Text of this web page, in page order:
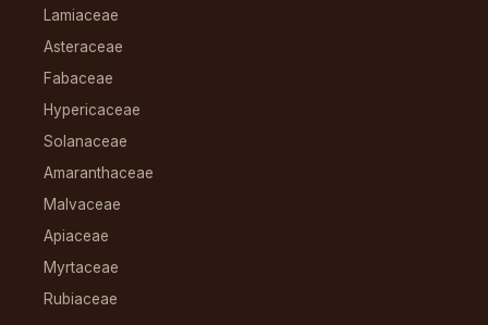
Lamiaceae
Asteraceae
Fabaceae
Hypericaceae
Solanaceae
Amaranthaceae
Malvaceae
Apiaceae
Myrtaceae
Rubiaceae